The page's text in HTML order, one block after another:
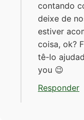
contando
deixe de
estiver
coisa, ok?
tê-lo
you 😉
Responder